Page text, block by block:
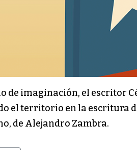
de imaginación, el escritor
el territorio en la escritura
de Alejandro Zambra.